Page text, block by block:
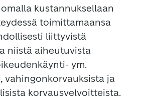
kustannuksellaan
toimittamaansa
liittyvistä
niistä aiheutuvista
ym.
vahingonkorvauksista ja
korvausvelvoitteista.